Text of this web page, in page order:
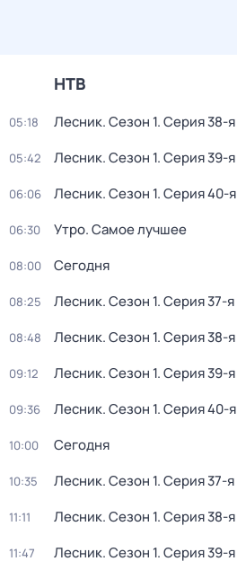
НТВ
05:18 Лесник. Сезон 1. Серия 38-я
05:42 Лесник. Сезон 1. Серия 39-я
06:06 Лесник. Сезон 1. Серия 40-я
06:30 Утро. Самое лучшее
08:00 Сегодня
08:25 Лесник. Сезон 1. Серия 37-я
08:48 Лесник. Сезон 1. Серия 38-я
09:12 Лесник. Сезон 1. Серия 39-я
09:36 Лесник. Сезон 1. Серия 40-я
10:00 Сегодня
10:35 Лесник. Сезон 1. Серия 37-я
11:11 Лесник. Сезон 1. Серия 38-я
11:47 Лесник. Сезон 1. Серия 39-я